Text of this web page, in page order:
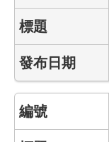
請
案
件
開
資